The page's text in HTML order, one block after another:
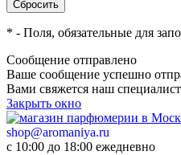
* - Поля, обязательные для
Сообщение отправлено
Ваше сообщение успешно
Вами свяжется наш специалист
Закрыть окно
shop@aromaniya.ru
с 10:00 до 18:00 ежедневно